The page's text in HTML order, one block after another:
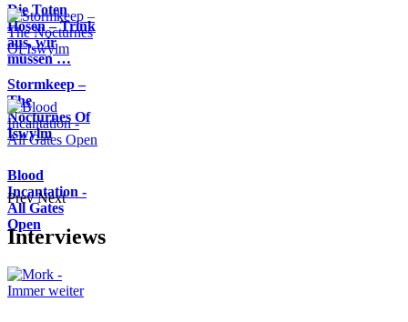
Die Toten
Hosen – Trink
aus, wir
müssen …
Stormkeep –
The
Nocturnes Of
Iswylm
Blood
Incantation -
All Gates
Open
Prev Next
Interviews